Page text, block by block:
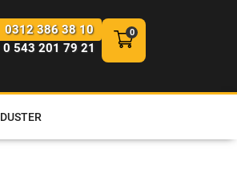
0312 386 38 10
0 543 201 79 21
DUSTER